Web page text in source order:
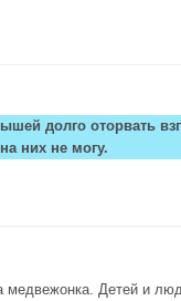
долго оторвать
них не могу.
медвежонка. Детей и